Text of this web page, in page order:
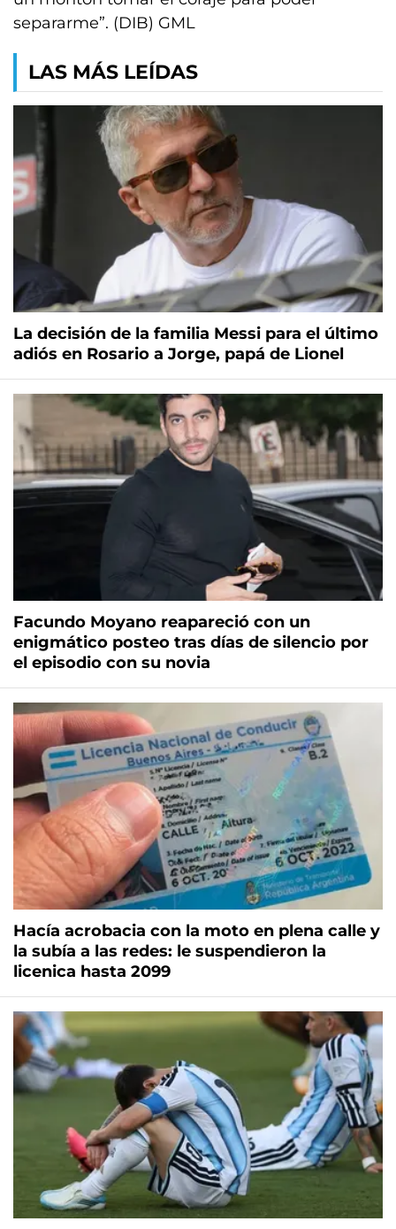
separarme”. (DIB) GML
LAS MÁS LEÍDAS
La decisión de la familia Messi para el último
adiós en Rosario a Jorge, papá de Lionel
Facundo Moyano reapareció con un
enigmático posteo tras días de silencio por
el episodio con su novia
Hacía acrobacia con la moto en plena calle y
la subía a las redes: le suspendieron la
licenica hasta 2099